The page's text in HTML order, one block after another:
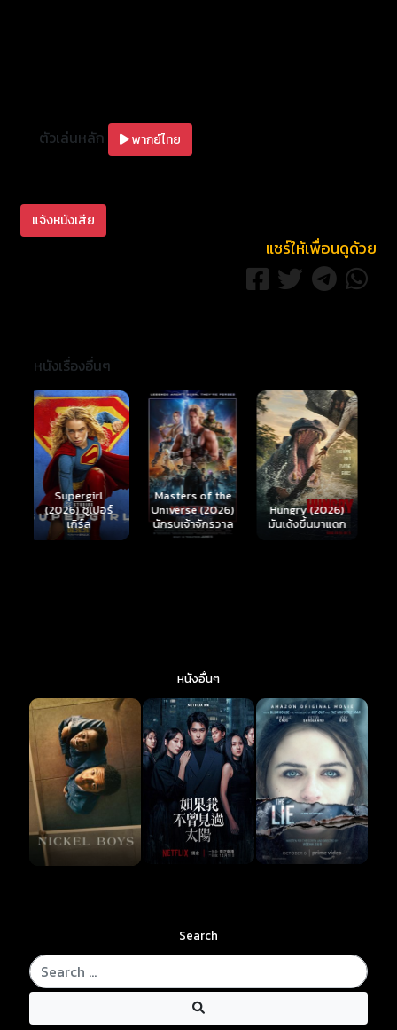
ตัวเล่นหลัก พากย์ไทย
แจ้งหนังเสีย
แชร์ให้เพื่อนดูด้วย
หนังเรื่องอื่นๆ
Masters of the
Universe (2026)
นักรบเจ้าจักรวาล
Hungry (2026)
มันเด้งขึ้นมาแดก
Ready or Not 2:
Here I Come
(2026) เกมพร้อม
ตาย 2
หนังอื่นๆ
Search